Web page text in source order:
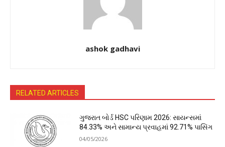
ashok gadhavi
RELATED ARTICLES
ગુજરાત બોર્ડ HSC પરિણામ 2026: સાયન્સમાં
84.33% અને સામાન્ય પ્રવાહમાં 92.71% પાસિંગ
04/05/2026